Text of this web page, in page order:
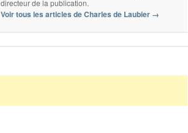
directeur de la publication.
Voir tous les articles de Charles de Laubier →